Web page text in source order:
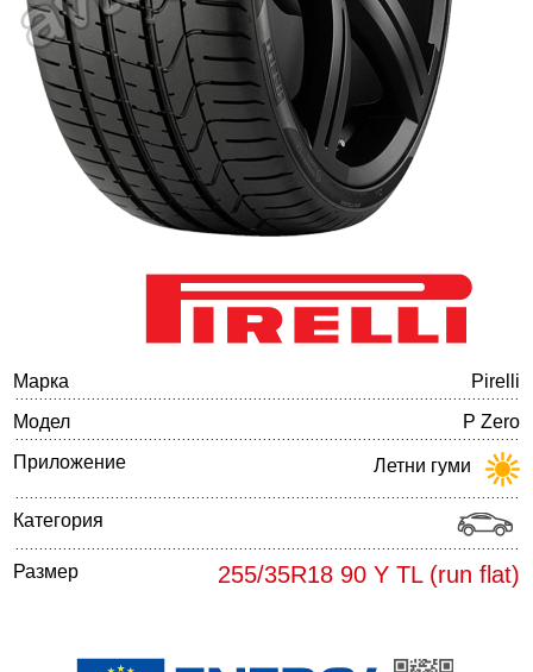
Баланс на автомобилните гуми
Марка
Pirelli
Модел
P Zero
Приложение
Летни гуми
Категория
Размер 255/35R18 90 Y TL (run flat)